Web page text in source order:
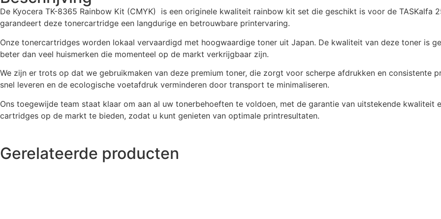
De Kyocera TK-8365 Rainbow Kit (CMYK) is een originele kwaliteit rainbow kit set die geschikt is voor de TASKalfa
garandeert deze tonercartridge een langdurige en betrouwbare printervaring.
Onze tonercartridges worden lokaal vervaardigd met hoogwaardige toner uit Japan. De kwaliteit van deze toner is
beter dan veel huismerken die momenteel op de markt verkrijgbaar zijn.
We zijn er trots op dat we gebruikmaken van deze premium toner, die zorgt voor scherpe afdrukken en consistente
snel leveren en de ecologische voetafdruk verminderen door transport te minimaliseren.
Ons toegewijde team staat klaar om aan al uw tonerbehoeften te voldoen, met de garantie van uitstekende kwaliteit
cartridges op de markt te bieden, zodat u kunt genieten van optimale printresultaten.
Gerelateerde producten